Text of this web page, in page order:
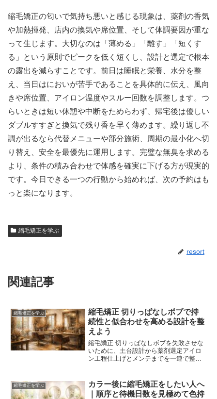
縮毛矯正の匂いで気持ち悪いと感じる現象は、薬剤の香気
や加熱揮発、店内の換気や席位置、そして体調要因が重な
って生じます。大切なのは「薄める」「離す」「短くす
る」という原則でピークを低く短くし、設計と選定で根本
の露出を減らすことです。前日は睡眠と栄養、水分を整
え、当日はにおいが苦手であることを具体的に伝え、風向
きや席位置、アイロン温度やスルー回数を調整します。つ
らいときは短い休憩や中断をためらわず、帰宅後は優しい
ダブルすすぎと換気で残り香を早く薄めます。繰り返し不
調が出るなら代替メニューや部分施術、周期の最小化へ切
り替え、安全を最優先に運用します。完璧な無臭を求める
より、条件の積み合わせで体感を確実に下げる方が現実的
です。今日できる一つの行動から始めれば、次の予約はも
っと楽になります。
縮毛矯正を学ぶ
resort
関連記事
縮毛矯正を学ぶ
縮毛矯正 切りっぱなしボブで持
続性と似合わせを高める設計を整
えよう
縮毛矯正 切りっぱなしボブを失敗させな
いために、土台設計から薬剤選定アイロ
ン工程仕上げとメンテまでを一連で整理
体手順で明日の再現性が変わります。
縮毛矯正を学ぶ
カラー後に縮毛矯正をしたい人へ
｜順序と待機日数を見極めて色持